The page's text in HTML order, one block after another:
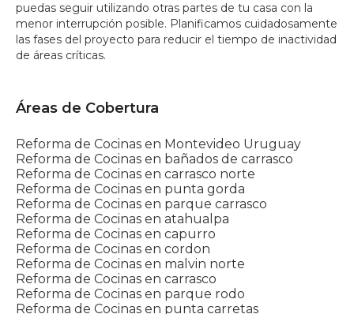
puedas seguir utilizando otras partes de tu casa con la
menor interrupción posible. Planificamos cuidadosamente
las fases del proyecto para reducir el tiempo de inactividad
de áreas críticas.
Áreas de Cobertura
Reforma de Cocinas en Montevideo Uruguay
Reforma de Cocinas en bañados de carrasco
Reforma de Cocinas en carrasco norte
Reforma de Cocinas en punta gorda
Reforma de Cocinas en parque carrasco
Reforma de Cocinas en atahualpa
Reforma de Cocinas en capurro
Reforma de Cocinas en cordon
Reforma de Cocinas en malvin norte
Reforma de Cocinas en carrasco
Reforma de Cocinas en parque rodo
Reforma de Cocinas en punta carretas